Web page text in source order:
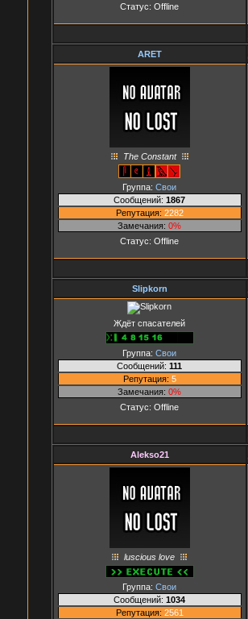
Статус: Offline
ARET
The Constant
Группа: Свои
Сообщений: 1867
Репутация: 2282
Замечания: 0%
Статус: Offline
Slipkorn
Ждёт спасателей
Группа: Свои
Сообщений: 111
Репутация: 5
Замечания: 0%
Статус: Offline
Alekso21
luscious love
Группа: Свои
Сообщений: 1034
Репутация: 2561